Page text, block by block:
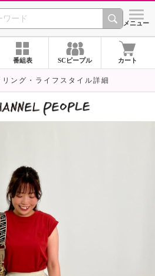
CHANNEL シメニュー
番組表 SCピープル カート
リング・ライフスタイル詳細